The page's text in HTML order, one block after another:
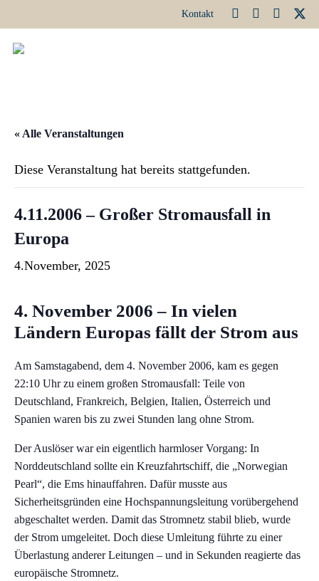
Kontakt
« Alle Veranstaltungen
Diese Veranstaltung hat bereits stattgefunden.
4.11.2006 – Großer Stromausfall in
Europa
4.November, 2025
4. November 2006 – In vielen
Ländern Europas fällt der Strom aus
Am Samstagabend, dem 4. November 2006, kam es gegen
22:10 Uhr zu einem großen Stromausfall: Teile von
Deutschland, Frankreich, Belgien, Italien, Österreich und
Spanien waren bis zu zwei Stunden lang ohne Strom.
Der Auslöser war ein eigentlich harmloser Vorgang: In
Norddeutschland sollte ein Kreuzfahrtschiff, die „Norwegian
Pearl“, die Ems hinauffahren. Dafür musste aus
Sicherheitsgründen eine Hochspannungsleitung vorübergehend
abgeschaltet werden. Damit das Stromnetz stabil blieb, wurde
der Strom umgeleitet. Doch diese Umleitung führte zu einer
Überlastung anderer Leitungen – und in Sekunden reagierte das
europäische Stromnetz.